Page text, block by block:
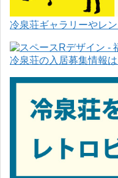
冷泉荘ギャラリーやレ
冷泉荘の入居募集情報